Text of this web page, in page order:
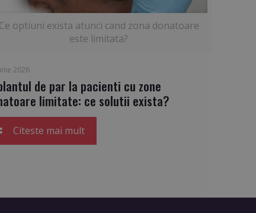
Ce optiuni exista atunci cand zona donatoare
este limitata?
2026
de par la pacienti cu zone
limitate: ce solutii exista?
Citeste mai mult